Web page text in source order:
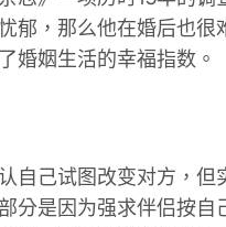
郁，那么他在婚后也很
婚姻生活的幸福指数。
己试图改变对方，但
分是因为强求伴侣按自